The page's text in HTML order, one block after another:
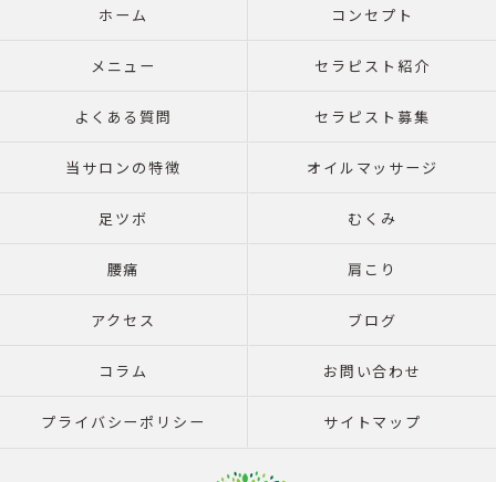
ホーム コンセプト
メニュー セラピスト紹介
よくある質問 セラピスト募集
当サロンの特徴 オイルマッサージ
足ツボ むくみ
腰痛 肩こり
アクセス ブログ
コラム お問い合わせ
プライバシーポリシー サイトマップ